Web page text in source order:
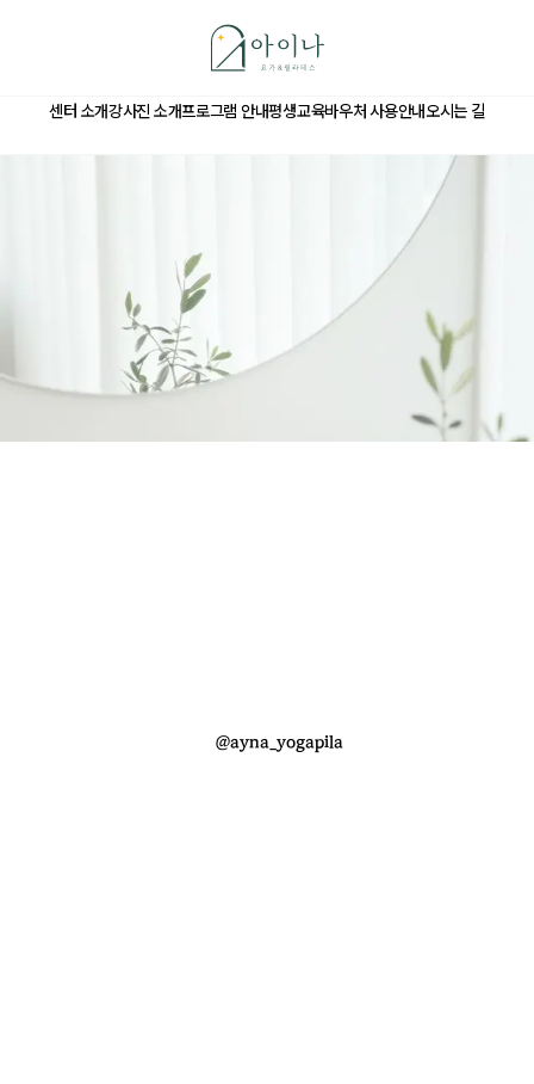
아이나
요가
&
센터 소개강사진 소개프로그램 안내평생교육바우처 사용안내오시는 길
@ayna_yogapila